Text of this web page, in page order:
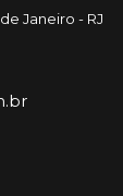
Janeiro - RJ